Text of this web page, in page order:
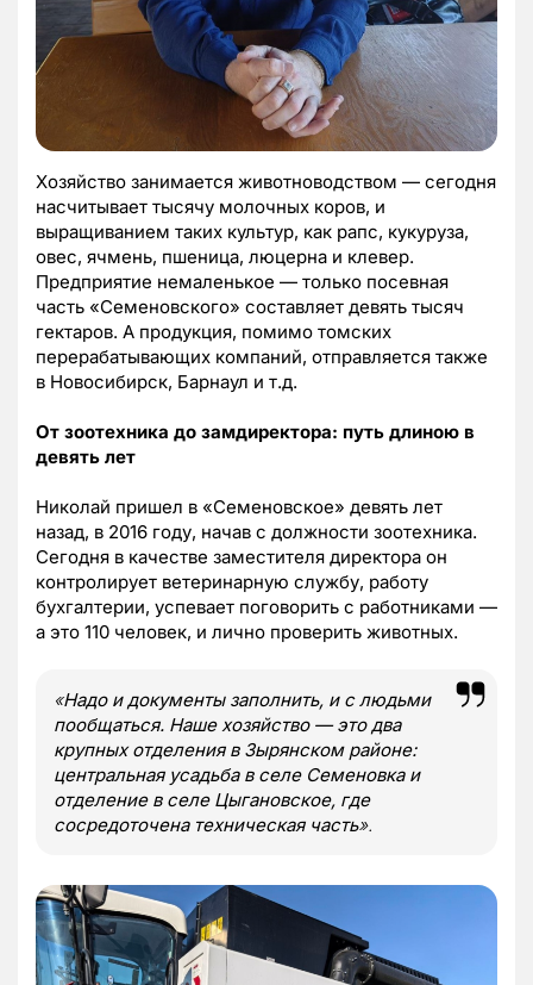
Хозяйство занимается животноводством — сегодня
насчитывает тысячу молочных коров, и
выращиванием таких культур, как рапс, кукуруза,
овес, ячмень, пшеница, люцерна и клевер.
Предприятие немаленькое — только посевная
часть «Семеновского» составляет девять тысяч
гектаров. А продукция, помимо томских
перерабатывающих компаний, отправляется также
в Новосибирск, Барнаул и т.д.
От зоотехника до замдиректора: путь длиною в
девять лет
Николай пришел в «Семеновское» девять лет
назад, в 2016 году, начав с должности зоотехника.
Сегодня в качестве заместителя директора он
контролирует ветеринарную службу, работу
бухгалтерии, успевает поговорить с работниками —
а это 110 человек, и лично проверить животных.
«Надо и документы заполнить, и с людьми
пообщаться. Наше хозяйство — это два
крупных отделения в Зырянском районе:
центральная усадьба в селе Семеновка и
отделение в селе Цыгановское, где
сосредоточена техническая часть».